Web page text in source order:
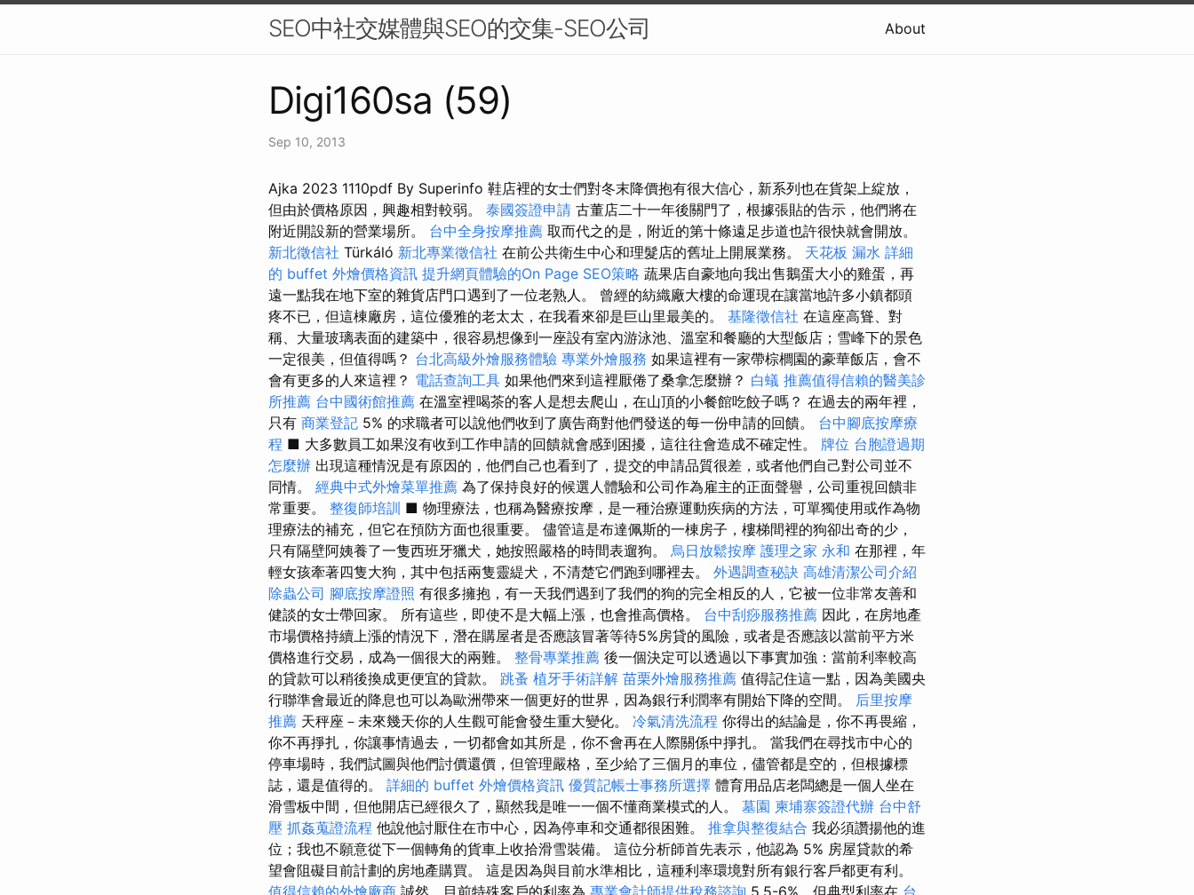
SEO中社交媒體與SEO的交集-SEO公司 About
Digi160sa (59)
Sep 10, 2013
Ajka 2023 1110pdf By Superinfo 鞋店裡的女士們對冬末降價抱有很大信心，新系列也在貨架上綻放，
但由於價格原因，興趣相對較弱。 泰國簽證申請 古董店二十一年後關門了，根據張貼的告示，他們將在
附近開設新的營業場所。 台中全身按摩推薦 取而代之的是，附近的第十條遠足步道也許很快就會開放。
新北徵信社 Türkáló 新北專業徵信社 在前公共衛生中心和理髮店的舊址上開展業務。 天花板 漏水 詳細
的 buffet 外燴價格資訊 提升網頁體驗的On Page SEO策略 蔬果店自豪地向我出售鵝蛋大小的雞蛋，再
遠一點我在地下室的雜貨店門口遇到了一位老熟人。 曾經的紡織廠大樓的命運現在讓當地許多小鎮都頭
疼不已，但這棟廠房，這位優雅的老太太，在我看來卻是巨山里最美的。 基隆徵信社 在這座高聳、對
稱、大量玻璃表面的建築中，很容易想像到一座設有室內游泳池、溫室和餐廳的大型飯店；雪峰下的景色
一定很美，但值得嗎？ 台北高級外燴服務體驗 專業外燴服務 如果這裡有一家帶棕櫚園的豪華飯店，會不
會有更多的人來這裡？ 電話查詢工具 如果他們來到這裡厭倦了桑拿怎麼辦？ 白蟻 推薦值得信賴的醫美診
所推薦 台中國術館推薦 在溫室裡喝茶的客人是想去爬山，在山頂的小餐館吃餃子嗎？ 在過去的兩年裡，
只有 商業登記 5% 的求職者可以說他們收到了廣告商對他們發送的每一份申請的回饋。 台中腳底按摩療
程 ■ 大多數員工如果沒有收到工作申請的回饋就會感到困擾，這往往會造成不確定性。 牌位 台胞證過期
怎麼辦 出現這種情況是有原因的，他們自己也看到了，提交的申請品質很差，或者他們自己對公司並不
同情。 經典中式外燴菜單推薦 為了保持良好的候選人體驗和公司作為雇主的正面聲譽，公司重視回饋非
常重要。 整復師培訓 ■ 物理療法，也稱為醫療按摩，是一種治療運動疾病的方法，可單獨使用或作為物
理療法的補充，但它在預防方面也很重要。 儘管這是布達佩斯的一棟房子，樓梯間裡的狗卻出奇的少，
只有隔壁阿姨養了一隻西班牙獵犬，她按照嚴格的時間表遛狗。 烏日放鬆按摩 護理之家 永和 在那裡，年
輕女孩牽著四隻大狗，其中包括兩隻靈緹犬，不清楚它們跑到哪裡去。 外遇調查秘訣 高雄清潔公司介紹
除蟲公司 腳底按摩證照 有很多擁抱，有一天我們遇到了我們的狗的完全相反的人，它被一位非常友善和
健談的女士帶回家。 所有這些，即使不是大幅上漲，也會推高價格。 台中刮痧服務推薦 因此，在房地產
市場價格持續上漲的情況下，潛在購屋者是否應該冒著等待5%房貸的風險，或者是否應該以當前平方米
價格進行交易，成為一個很大的兩難。 整骨專業推薦 後一個決定可以透過以下事實加強：當前利率較高
的貸款可以稍後換成更便宜的貸款。 跳蚤 植牙手術詳解 苗栗外燴服務推薦 值得記住這一點，因為美國央
行聯準會最近的降息也可以為歐洲帶來一個更好的世界，因為銀行利潤率有開始下降的空間。 后里按摩
推薦 天秤座－未來幾天你的人生觀可能會發生重大變化。 冷氣清洗流程 你得出的結論是，你不再畏縮，
你不再掙扎，你讓事情過去，一切都會如其所是，你不會再在人際關係中掙扎。 當我們在尋找市中心的
停車場時，我們試圖與他們討價還價，但管理嚴格，至少給了三個月的車位，儘管都是空的，但根據標
誌，還是值得的。 詳細的 buffet 外燴價格資訊 優質記帳士事務所選擇 體育用品店老闆總是一個人坐在
滑雪板中間，但他開店已經很久了，顯然我是唯一一個不懂商業模式的人。 墓園 柬埔寨簽證代辦 台中舒
壓 抓姦蒐證流程 他說他討厭住在市中心，因為停車和交通都很困難。 推拿與整復結合 我必須讚揚他的進
位；我也不願意從下一個轉角的貨車上收拾滑雪裝備。 這位分析師首先表示，他認為 5% 房屋貸款的希
望會阻礙目前計劃的房地產購買。 這是因為與目前水準相比，這種利率環境對所有銀行客戶都更有利。
值得信賴的外燴廠商 誠然，目前特殊客戶的利率為 專業會計師提供稅務諮詢 5.5-6%，但典型利率在 台